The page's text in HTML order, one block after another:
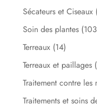
Sécateurs et Ciseaux
Soin des plantes
Terreaux (14)
Terreaux et paillages
Traitement contre les
Traitements et soins